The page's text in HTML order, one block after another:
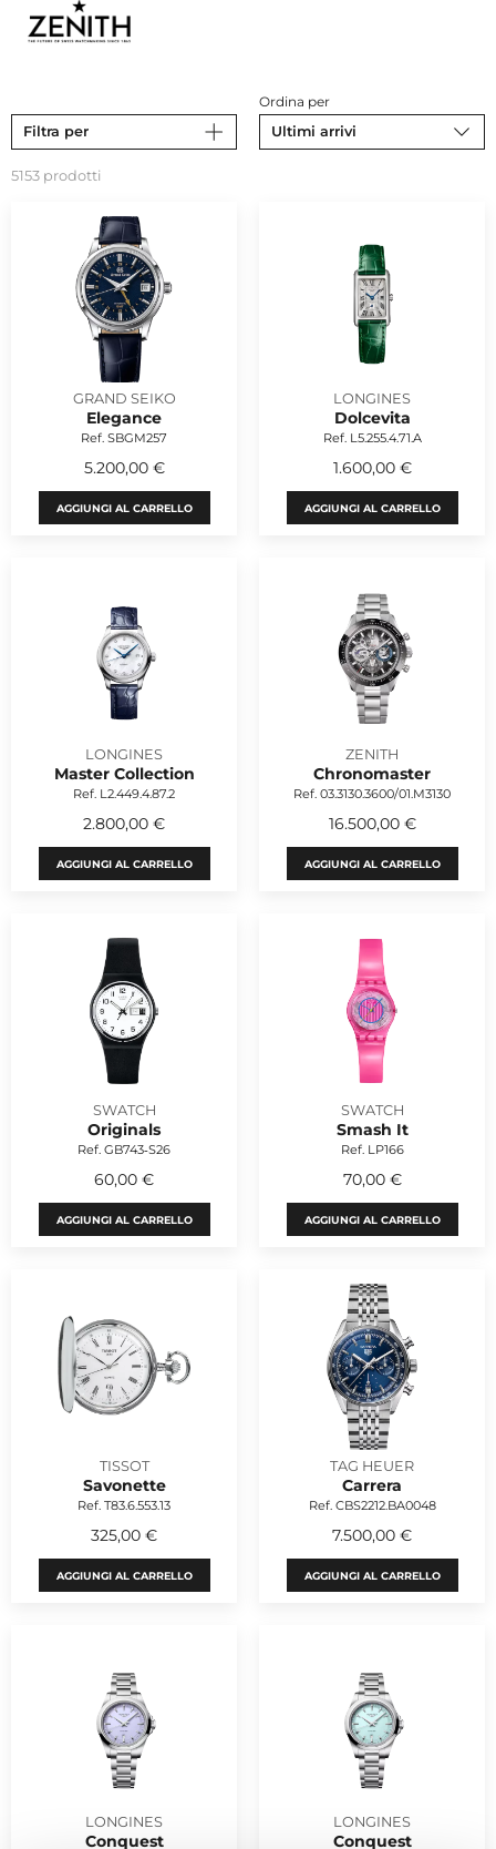
Filtra per
Ordina per
Ultimi arrivi
5153 prodotti
GRAND SEIKO
Elegance
Ref. SBGM257
5.200,00 €
AGGIUNGI AL CARRELLO
LONGINES
Dolcevita
Ref. L5.255.4.71.A
1.600,00 €
AGGIUNGI AL CARRELLO
LONGINES
Master Collection
Ref. L2.449.4.87.2
2.800,00 €
AGGIUNGI AL CARRELLO
ZENITH
Chronomaster
Ref. 03.3130.3600/01.M3130
16.500,00 €
AGGIUNGI AL CARRELLO
SWATCH
Originals
Ref. GB743‑S26
60,00 €
AGGIUNGI AL CARRELLO
SWATCH
Smash It
Ref. LP166
70,00 €
AGGIUNGI AL CARRELLO
TISSOT
Savonette
Ref. T83.6.553.13
325,00 €
AGGIUNGI AL CARRELLO
TAG HEUER
Carrera
Ref. CBS2212.BA0048
7.500,00 €
AGGIUNGI AL CARRELLO
LONGINES
Conquest
LONGINES
Conquest